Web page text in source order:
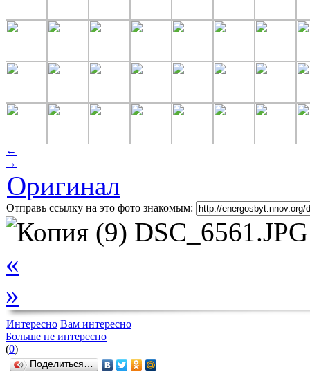
←
→
Оригинал
Отправь ссылку на это фото знакомым:
«
»
Интересно Вам интересно
Больше не интересно
(0)
Поделиться…